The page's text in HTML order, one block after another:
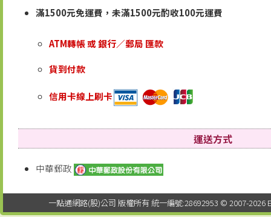
滿1500元免運費，未滿1500元酌收100元運費
ATM轉帳 或 銀行／郵局 匯款
貨到付款
信用卡線上刷卡
運送方式
中華郵政
一點通網路(股)公司 版權所有 統一編號:28692953 © 2007-2026